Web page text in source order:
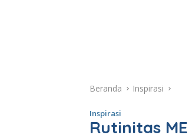
Beranda Inspirasi
Inspirasi
Rutinitas